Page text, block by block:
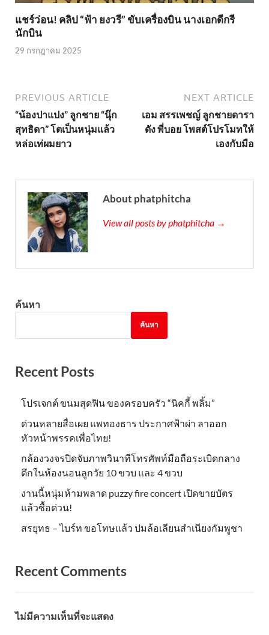
แชร์ว่อน! คลิป “ฟ้า ยงวรี” ขับเครื่องบิน นางเอกดีกรี
นักบิน
29 กรกฎาคม 2025
PREVIOUS ARTICLE
“น้องปาแปง” ลูกชาย “นุ๊ก
สุทธิดา” โตเป็นหนุ่มแล้ว
หล่อเท่ผมยาว
NEXT ARTICLE
เอม สรรเพชญ์ ลูกชายดารา
ดัง พี่บอย โพสต์โปรโมทให้
เองกับมือ
About phatphitcha
View all posts by phatphitcha →
ค้นหา
ค้นหา
Recent Posts
โปรเจกต์ ขนมสุดฟิน ของครอบครัว “นิคกี้ พลิ้ม”
ด่วนหลายสื่อเผย แพทองธาร ประกาศฟ้าผ่า ลาออก
หัวหน้าพรรคเพื่อไทย!
กล้องวงจรปิดจับภาพวินาทีโทรศัพท์มือถือระเบิดกลาง
ดึกในห้องนอนลูกวัย 10 ขวบ และ 4 ขวบ
งานนี้หนุ่มห้ามพลาด puzzy fire concert เปิดขายบัตร
แล้วซื้อด่วน!
สรยุทธ – ไบร์ท ขอโทษแล้ว ปมล้อเลียนสำเนียงกัมพูชา
Recent Comments
ไม่มีความเห็นที่จะแสดง